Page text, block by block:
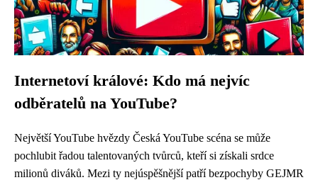
Internetoví králové: Kdo má nejvíc
odběratelů na YouTube?
Největší YouTube hvězdy Česká YouTube scéna se může
pochlubit řadou talentovaných tvůrců, kteří si získali srdce
milionů diváků. Mezi ty nejúspěšnější patří bezpochyby GEJMR